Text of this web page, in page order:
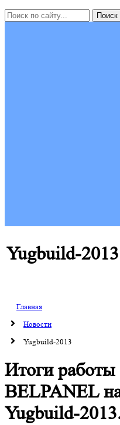
Yugbuild-2013
Главная
Новости
Yugbuild-2013
Итоги
BELPANEL
Yugbuild-